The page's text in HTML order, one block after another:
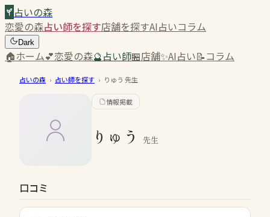
占いの森
恋愛の森占い師を探す店舗を探すAI占いコラム
Dark
🏠ホーム💕恋愛の森🔮占い師🏪店舗✨AI占い📝コラム
占いの森 › 占い師を探す › りゅう 先生
情報掲載
りゅう 先生
口コミ